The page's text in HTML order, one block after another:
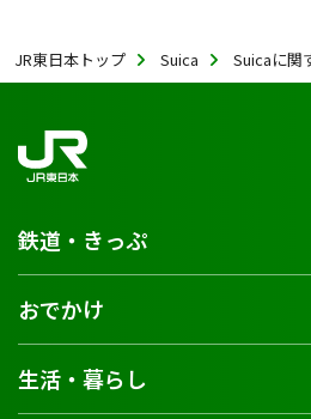
JR東日本トップ Suica Suicaに関
鉄道・きっぷ
おでかけ
生活・暮らし